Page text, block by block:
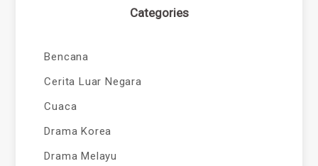
Categories
Bencana
Cerita Luar Negara
Cuaca
Drama Korea
Drama Melayu